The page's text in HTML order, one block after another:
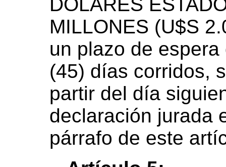
MILLONES (U$S
un plazo de espera
(45) días corridos,
partir del día
declaración jurada
párrafo de este